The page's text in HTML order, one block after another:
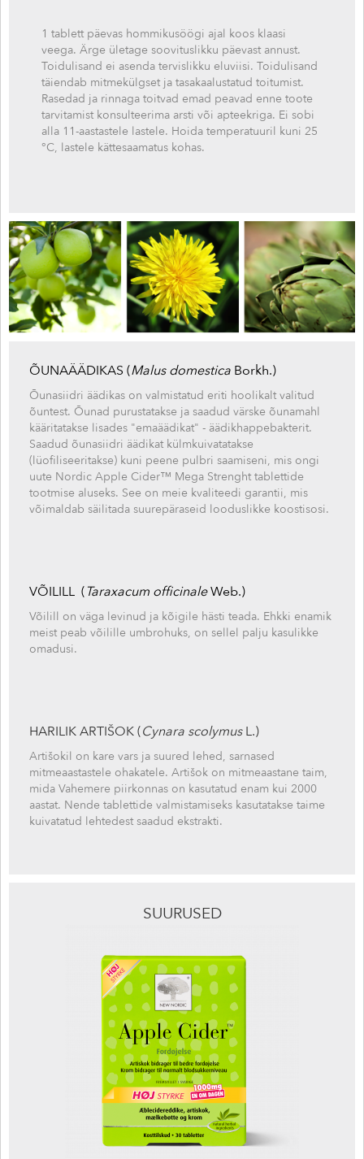
1 tablett päevas hommikusöögi ajal koos klaasi
veega. Ärge ületage soovituslikku päevast annust.
Toidulisand ei asenda tervislikku eluviisi. Toidulisand
täiendab mitmekülgset ja tasakaalustatud toitumist.
Rasedad ja rinnaga toitvad emad peavad enne toote
tarvitamist konsulteerima arsti või apteekriga. Ei sobi
alla 11-aastastele lastele. Hoida temperatuuril kuni 25
°C, lastele kättesaamatus kohas.
ÕUNAÄÄDIKAS (Malus domestica Borkh.)
Õunasiidri äädikas on valmistatud eriti hoolikalt valitud
õuntest. Õunad purustatakse ja saadud värske õunamahl
kääritatakse lisades "emaäädikat" - äädikhappebakterit.
Saadud õunasiidri äädikat külmkuivatatakse
(lüofiliseeritakse) kuni peene pulbri saamiseni, mis ongi
uute Nordic Apple Cider™ Mega Strenght tablettide
tootmise aluseks. See on meie kvaliteedi garantii, mis
võimaldab säilitada suurepäraseid looduslikke koostisosi.
VÕILILL (Taraxacum officinaleWeb.)
Võilill on väga levinud ja kõigile hästi teada. Ehkki enamik
meist peab võilille umbrohuks, on sellel palju kasulikke
omadusi.
HARILIK ARTIŠOK (Cynara scolymusL.)
Artišokil on kare vars ja suured lehed, sarnased
mitmeaastastele ohakatele. Artišok on mitmeaastane taim,
mida Vahemere piirkonnas on kasutatud enam kui 2000
aastat. Nende tablettide valmistamiseks kasutatakse taime
kuivatatud lehtedest saadud ekstrakti.
SUURUSED